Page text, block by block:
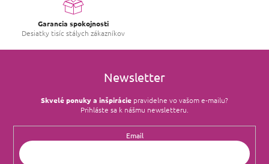
Garancia spokojnosti
Desiatky tisíc stálych zákazníkov
Newsletter
Skvelé ponuky a inšpirácie pravidelne vo vašom e‑mailu?
Prihláste sa k nášmu newsletteru.
Email